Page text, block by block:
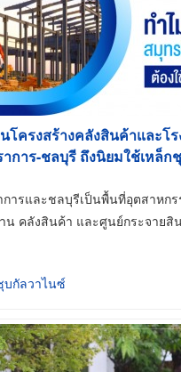
โครงสร้างคลังสินค้าและโ
การ-ชลบุรี ถึงนิยมใช้เหล็ก
การและชลบุรีเป็นพื้นที่อุตสาหก
น คลังสินค้า และศูนย์กระจาย
บกัลวาไนซ์